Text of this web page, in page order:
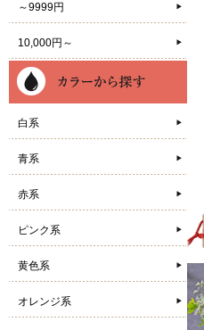
～9999円
10,000円～
白系
青系
赤系
ピンク系
黄色系
オレンジ系